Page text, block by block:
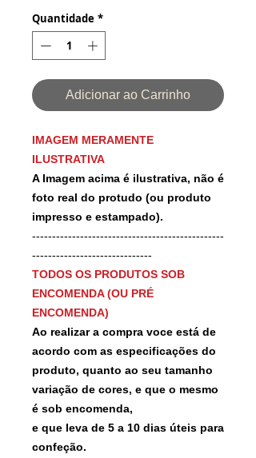
Quantidade *
Adicionar ao Carrinho
IMAGEM MERAMENTE
ILUSTRATIVA
A Imagem acima é ilustrativa, não é
foto real do protudo (ou produto
impresso e estampado).
------------------------------------------------
------------------------------
TODOS OS PRODUTOS SOB
ENCOMENDA (OU PRÉ
ENCOMENDA)
Ao realizar a compra voce está de
acordo com as especificações do
produto, quanto ao seu tamanho
variação de cores, e que o mesmo
é sob encomenda,
e que leva de 5 a 10 dias úteis para
confeção.